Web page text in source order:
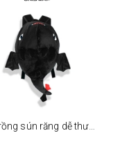
Balo rồng sún răng dễ thương - đen